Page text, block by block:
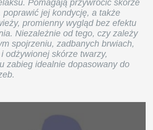
Pomagają przywrócić skórze
poprawić jej kondycję, a także
promienny wygląd bez efektu
Niezależnie od tego, czy zależy
spojrzeniu, zadbanych brwiach,
i odżywionej skórze twarzy,
zabieg idealnie dopasowany do